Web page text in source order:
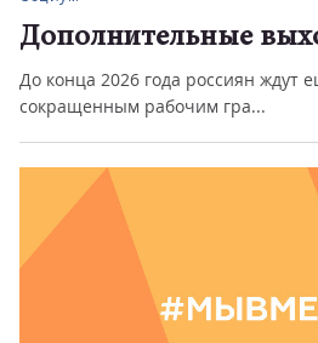
Дополнительные
До конца 2026 года россиян ждут
сокращенным рабочим гра...